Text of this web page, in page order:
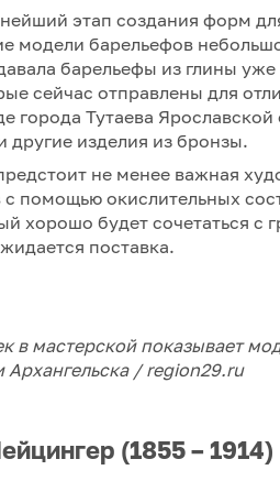
этап создания форм
модели барельефов
барельефы из глины
сейчас отправлены для
города Тутаева
другие изделия из бронзы.
не менее важная
помощью окислительных
хорошо будет сочетаться с
поставка.
в мастерской показывает
/ region29.ru
(1855 – 1914)